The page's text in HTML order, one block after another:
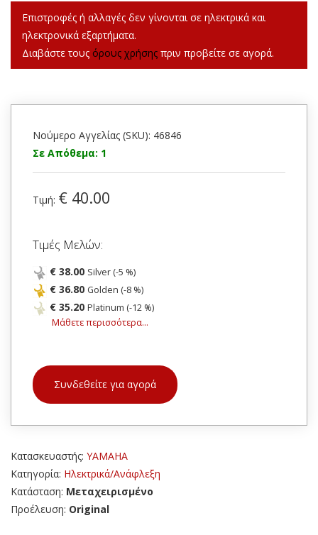
Επιστροφές ή αλλαγές δεν γίνονται σε ηλεκτρικά και
ηλεκτρονικά εξαρτήματα.
Διαβάστε τους όρους χρήσης πριν προβείτε σε αγορά.
Νούμερο Αγγελίας (SKU): 46846
Σε Απόθεμα: 1
Τιμή: € 40.00
Τιμές Μελών:
€ 38.00 Silver (-5 %)
€ 36.80 Golden (-8 %)
€ 35.20 Platinum (-12 %)
Μάθετε περισσότερα...
Συνδεθείτε για αγορά
Κατασκευαστής: YAMAHA
Κατηγορία: Ηλεκτρικά/Ανάφλεξη
Κατάσταση: Μεταχειρισμένο
Προέλευση: Original